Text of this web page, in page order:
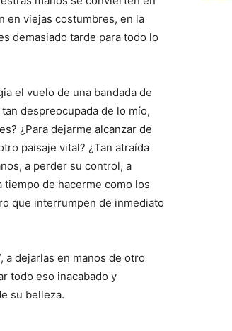
en viejas costumbres, en la
demasiado tarde para todo lo
el vuelo de una bandada de
despreocupada de lo mío,
¿Para dejarme alcanzar de
paisaje vital? ¿Tan atraída
a perder su control, a
de hacerme como los
que interrumpen de inmediato
a dejarlas en manos de otro
todo eso inacabado y
su belleza.